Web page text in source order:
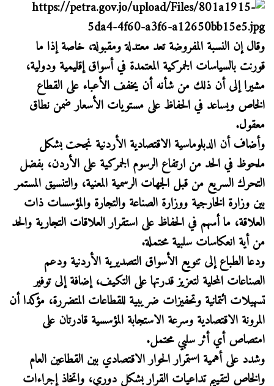
وقال إن النسبة المفروضة تعد معتدلة ومقبولة، خاصة إذا ما
قورنت بالسياسات الجمركية المعتمدة في أسواق إقليمية ودولية،
مشيرا إلى أن ذلك من شأنه أن يخفف الأعباء على القطاع
الخاص ويساعد في الحفاظ على مستويات الأسعار ضمن نطاق
معقول.
وأضاف أن الدبلوماسية الاقتصادية الأردنية نجحت بشكل
ملحوظ في الحد من ارتفاع الرسوم الجمركية على الأردن، بفضل
التحرك السريع من قبل الجهات الرسمية المعنية، والتنسيق المستمر
بين وزارة الخارجية ووزارة الصناعة والتجارة والمؤسسات ذات
العلاقة، ما أسهم في الحفاظ على استقرار العلاقات التجارية والحد
من أية انعكاسات سلبية محتملة.
ودعا الطباع إلى تنويع الأسواق التصديرية الأردنية ودعم
الصناعات المحلية لتعزيز قدرتها على التكيف، إضافة إلى توفير
تسهيلات ائتمانية وتحفيزات ضريبية للقطاعات المتضررة، مؤكدا أن
المرونة الاقتصادية وسرعة الاستجابة المؤسسية قادرتان على
امتصاص أي أثر سلبي محتمل.
وشدد على أهمية استمرار الحوار الاقتصادي بين القطاعين العام
والخاص لتقييم تداعيات القرار بشكل دوري، واتخاذ إجراءات